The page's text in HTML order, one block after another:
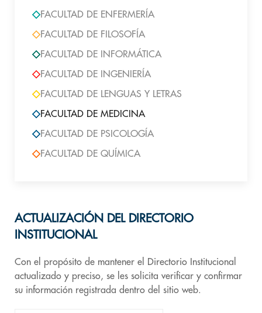
FACULTAD DE ENFERMERÍA
FACULTAD DE FILOSOFÍA
FACULTAD DE INFORMÁTICA
FACULTAD DE INGENIERÍA
FACULTAD DE LENGUAS Y LETRAS
FACULTAD DE MEDICINA
FACULTAD DE PSICOLOGÍA
FACULTAD DE QUÍMICA
ACTUALIZACIÓN DEL DIRECTORIO
INSTITUCIONAL
Con el propósito de mantener el Directorio Institucional
actualizado y preciso, se les solicita verificar y confirmar
su información registrada dentro del sitio web.